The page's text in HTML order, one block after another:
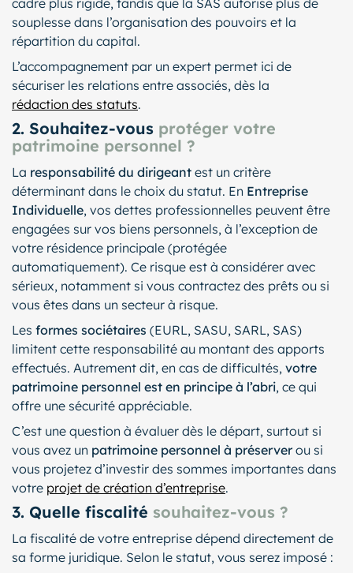
souplesse dans l’organisation des pouvoirs et la
répartition du capital.
L’accompagnement par un expert permet ici de
sécuriser les relations entre associés, dès la
rédaction des statuts.
2. Souhaitez-vous protéger votre
patrimoine personnel ?
La responsabilité du dirigeant est un critère
déterminant dans le choix du statut. En Entreprise
Individuelle, vos dettes professionnelles peuvent être
engagées sur vos biens personnels, à l’exception de
votre résidence principale (protégée
automatiquement). Ce risque est à considérer avec
sérieux, notamment si vous contractez des prêts ou si
vous êtes dans un secteur à risque.
Les formes sociétaires (EURL, SASU, SARL, SAS)
limitent cette responsabilité au montant des apports
effectués. Autrement dit, en cas de difficultés, votre
patrimoine personnel est en principe à l’abri, ce qui
offre une sécurité appréciable.
C’est une question à évaluer dès le départ, surtout si
vous avez un patrimoine personnel à préserverou si
vous projetez d’investir des sommes importantes dans
votre projet de création d’entreprise.
3. Quelle fiscalité souhaitez-vous ?
La fiscalité de votre entreprise dépend directement de
sa forme juridique. Selon le statut, vous serez imposé :